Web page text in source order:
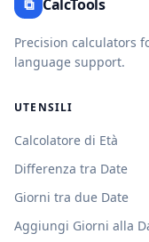
⧉ CalcTools
Precision calculators
language support.
UTENSILI
Calcolatore di Età
Differenza tra Date
Giorni tra due Date
Aggiungi Giorni alla